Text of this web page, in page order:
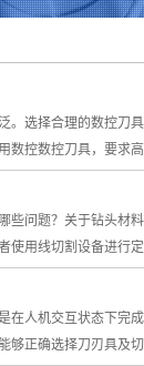
选择合理的数控刀
数控数控刀具，要求
问题？关于钻头
使用线切割设备进行
人机交互状态下
够正确选择刀刃具及